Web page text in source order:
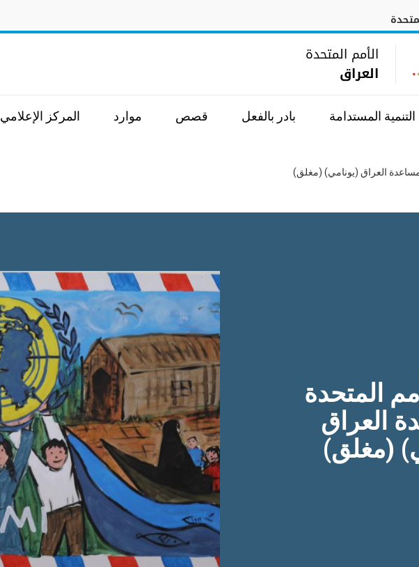
الأمم المتحدة
العراق
المستدامة بادر بالفعل قصص موارد المركز الإعلامي
العراق (يونامي) (مغلق)
المتحدة
العراق
(مغلق)